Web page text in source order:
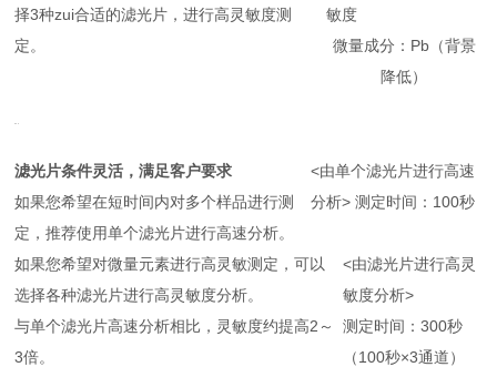
择3种zui合适的滤光片，进行高灵敏度测
定。
敏度
微量成分：Pb（背景
降低）
滤光片条件灵活，满足客户要求
如果您希望在短时间内对多个样品进行测
定，推荐使用单个滤光片进行高速分析。
<由单个滤光片进行高速
分析> 测定时间：100秒
如果您希望对微量元素进行高灵敏测定，可以
选择各种滤光片进行高灵敏度分析。
与单个滤光片高速分析相比，灵敏度约提高2～
3倍。
<由滤光片进行高灵
敏度分析>
测定时间：300秒
（100秒×3通道）